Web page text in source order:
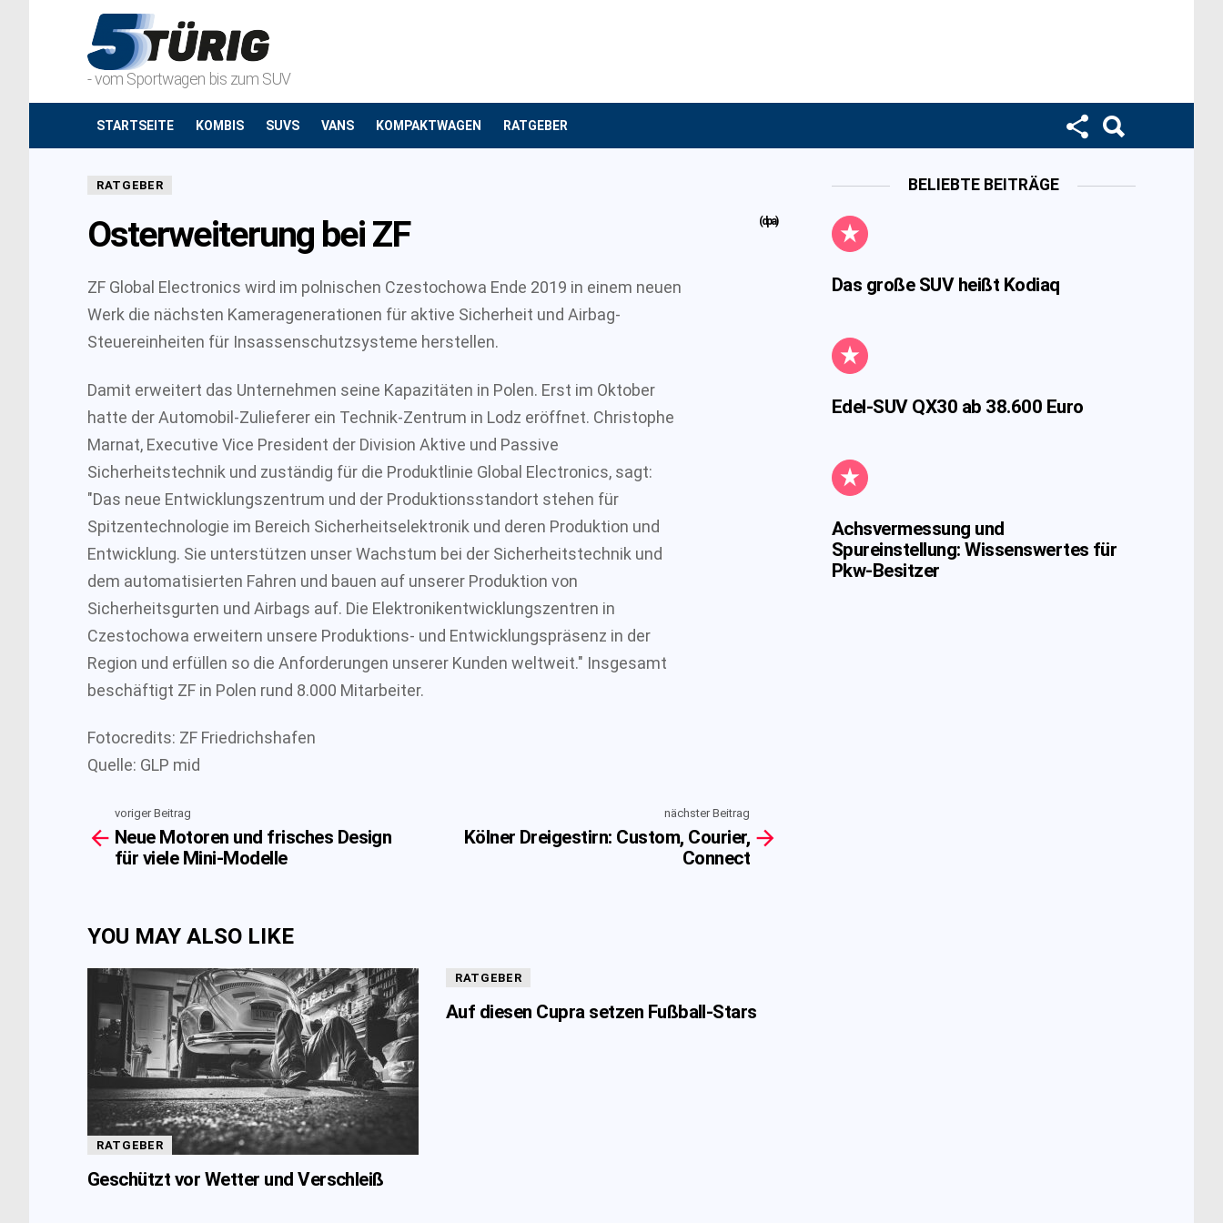
- vom Sportwagen bis zum SUV
STARTSEITE KOMBIS SUVS VANS KOMPAKTWAGEN RATGEBER
RATGEBER
Osterweiterung bei ZF (dpa)
ZF Global Electronics wird im polnischen Czestochowa Ende 2019 in einem neuen
Werk die nächsten Kameragenerationen für aktive Sicherheit und Airbag-
Steuereinheiten für Insassenschutzsysteme herstellen.
Damit erweitert das Unternehmen seine Kapazitäten in Polen. Erst im Oktober
hatte der Automobil-Zulieferer ein Technik-Zentrum in Lodz eröffnet. Christophe
Marnat, Executive Vice President der Division Aktive und Passive
Sicherheitstechnik und zuständig für die Produktlinie Global Electronics, sagt:
"Das neue Entwicklungszentrum und der Produktionsstandort stehen für
Spitzentechnologie im Bereich Sicherheitselektronik und deren Produktion und
Entwicklung. Sie unterstützen unser Wachstum bei der Sicherheitstechnik und
dem automatisierten Fahren und bauen auf unserer Produktion von
Sicherheitsgurten und Airbags auf. Die Elektronikentwicklungszentren in
Czestochowa erweitern unsere Produktions- und Entwicklungspräsenz in der
Region und erfüllen so die Anforderungen unserer Kunden weltweit." Insgesamt
beschäftigt ZF in Polen rund 8.000 Mitarbeiter.
Fotocredits: ZF Friedrichshafen
Quelle: GLP mid
more
voriger Beitrag
Neue Motoren und frisches Design
für viele Mini-Modelle
nächster Beitrag
Kölner Dreigestirn: Custom, Courier,
Connect
YOU MAY ALSO LIKE
RATGEBER
Geschützt vor Wetter und Verschleiß
RATGEBER
Auf diesen Cupra setzen Fußball-Stars
BELIEBTE BEITRÄGE
Das große SUV heißt Kodiaq
Edel-SUV QX30 ab 38.600 Euro
Achsvermessung und
Spureinstellung: Wissenswertes für
Pkw-Besitzer